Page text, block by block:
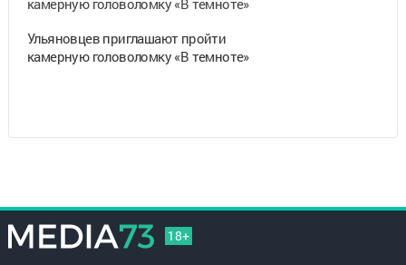
Ульяновцев приглашают пройти
камерную головоломку «В темноте»
18+